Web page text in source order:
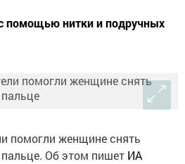
помощью нитки и подручных
помогли женщине снять
Об этом пишет ИА